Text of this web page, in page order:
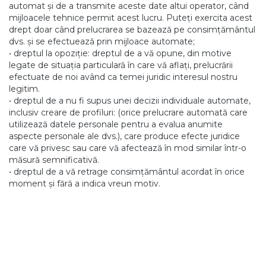
automat și de a transmite aceste date altui operator, când
mijloacele tehnice permit acest lucru. Puteți exercita acest
drept doar când prelucrarea se bazează pe consimțământul
dvs. și se efectuează prin mijloace automate;
• dreptul la opoziție: dreptul de a vă opune, din motive
legate de situația particulară în care vă aflați, prelucrării
efectuate de noi având ca temei juridic interesul nostru
legitim.
• dreptul de a nu fi supus unei decizii individuale automate,
inclusiv creare de profiluri: (orice prelucrare automată care
utilizează datele personale pentru a evalua anumite
aspecte personale ale dvs.), care produce efecte juridice
care vă privesc sau care vă afectează în mod similar într-o
măsură semnificativă.
• dreptul de a vă retrage consimțământul acordat în orice
moment și fără a indica vreun motiv.